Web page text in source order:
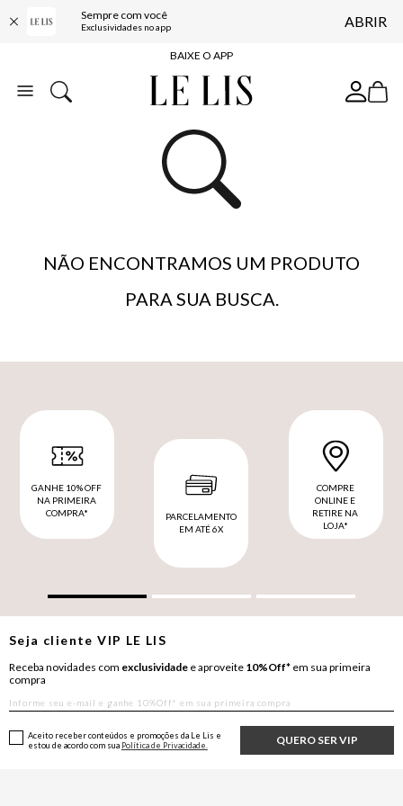
Sempre com você
Exclusividades no app ABRIR
FRETE GRÁTIS*
BAIXE O APP
10% OFF NA PRIMEIRA COMPRA*
ENTREGA EXPRESSA*
FRETE GRÁTIS*
BAIXE O APP
NÃO ENCONTRAMOS UM PRODUTO
PARA SUA BUSCA.
GANHE 10% OFF
NA PRIMEIRA
COMPRA*
PARCELAMENTO
EM ATÉ 6X
COMPRE
ONLINE E
RETIRE NA
LOJA*
Seja clienteVIP LE LIS
Receba novidades com exclusividade e aproveite 10%Off* em sua primeira
compra
QUERO SER VIP
Aceito receber conteúdos e promoções da Le Lis e
estou de acordo com sua Política de Privacidade.